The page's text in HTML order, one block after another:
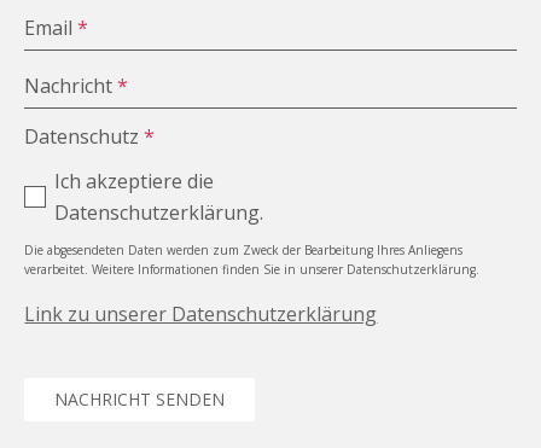
Email*
Nachricht*
Datenschutz*
Ich akzeptiere die
Datenschutzerklärung.
Die abgesendeten Daten werden zum Zweck der Bearbeitung Ihres Anliegens
verarbeitet. Weitere Informationen finden Sie in unserer Datenschutzerklärung.
Link zu unserer Datenschutzerklärung
NACHRICHT SENDEN